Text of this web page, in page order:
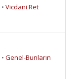
• Vicdani Ret
• Genel-Bunların